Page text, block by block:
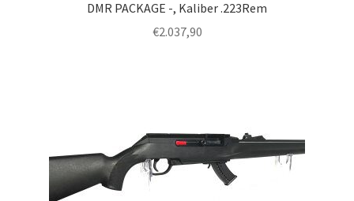
DMR PACKAGE -, Kaliber .223Rem
€2.037,90